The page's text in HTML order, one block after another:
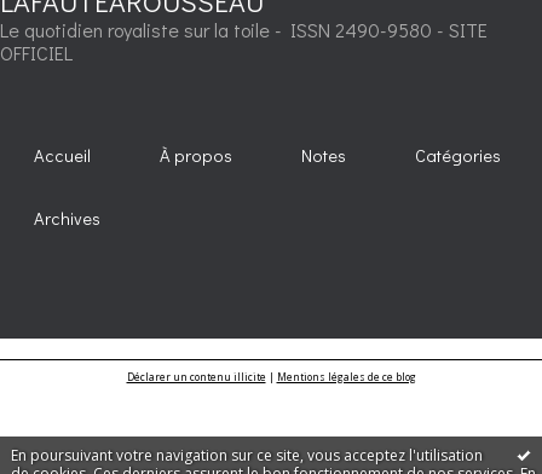
En poursuivant votre navigation sur ce site, vous acceptez l'utilisation
Le quotidien royaliste sur la toile - ISSN 2490-9580 - SITE
OFFICIEL
Accueil À propos Notes Catégories
Archives
Déclarer un contenu illicite| Mentions légales de ce blog